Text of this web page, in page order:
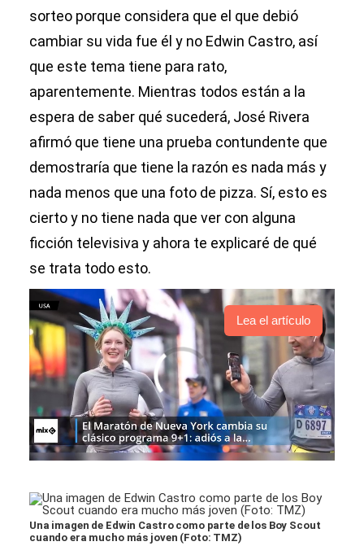
sorteo porque considera que el que debió
cambiar su vida fue él y no Edwin Castro, así
que este tema tiene para rato,
aparentemente. Mientras todos están a la
espera de saber qué sucederá, José Rivera
afirmó que tiene una prueba contundente que
demostraría que tiene la razón es nada más y
nada menos que una foto de pizza. Sí, esto es
cierto y no tiene nada que ver con alguna
ficción televisiva y ahora te explicaré de qué
se trata todo esto.
Lea el artículo
Una imagen de Edwin Castro como parte de los Boy Scout
cuando era mucho más joven (Foto: TMZ)